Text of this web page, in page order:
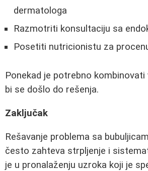
dermatologa
Razmotriti konsultaciju sa
Posetiti nutricionistu za
Ponekad je potrebno
bi se došlo do rešenja.
Zaključak
Rešavanje problema sa
često zahteva strpljenje i
je u pronalaženju uzroka koji je